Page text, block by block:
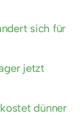
sich für
jetzt
dünner